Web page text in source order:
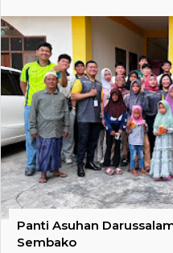
Panti Asuhan
Sembako